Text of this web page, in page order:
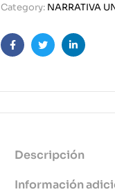
Category: NARRATIVA
FacebookTwitterLinkedin
Descripción
Información